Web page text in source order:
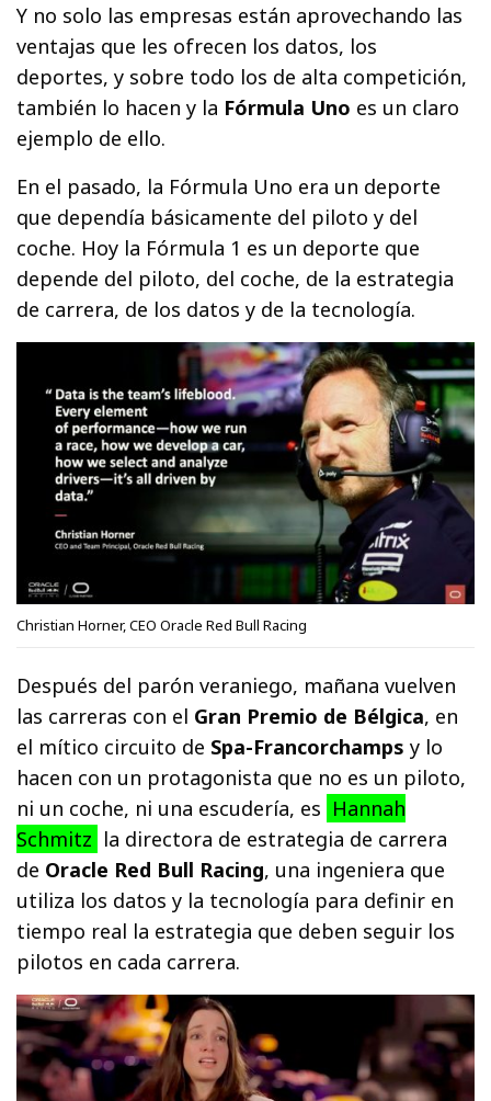
Y no solo las empresas están aprovechando las
ventajas que les ofrecen los datos, los
deportes, y sobre todo los de alta competición,
también lo hacen y la Fórmula Uno es un claro
ejemplo de ello.
En el pasado, la Fórmula Uno era un deporte
que dependía básicamente del piloto y del
coche. Hoy la Fórmula 1 es un deporte que
depende del piloto, del coche, de la estrategia
de carrera, de los datos y de la tecnología.
Christian Horner, CEO Oracle Red Bull Racing
Después del parón veraniego, mañana vuelven
las carreras con el Gran Premio de Bélgica, en
el mítico circuito de Spa-Francorchamps y lo
hacen con un protagonista que no es un piloto,
ni un coche, ni una escudería, es Hannah
Schmitz la directora de estrategia de carrera
de Oracle Red Bull Racing, una ingeniera que
utiliza los datos y la tecnología para definir en
tiempo real la estrategia que deben seguir los
pilotos en cada carrera.